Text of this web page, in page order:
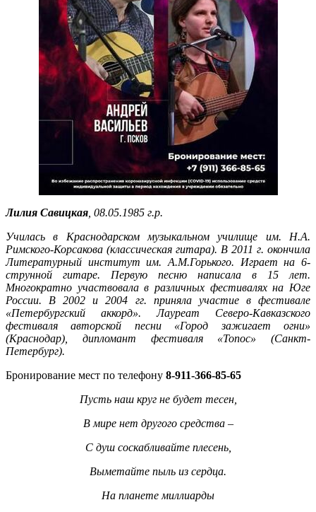
Лилия Савицкая , 08.05.1985 г.р.
Училась в Краснодарском музыкальном училище им. Н.А.
Римского-Корсакова (классическая гитара). В 2011 г. окончила
Литературный институт им. А.М.Горького. Играет на 6-
струнной гитаре. Первую песню написала в 15 лет.
Многократно участвовала в различных фестивалях на Юге
России. В 2002 и 2004 гг. приняла участие в фестивале
«Петербургский аккорд». Лауреат Северо-Кавказского
фестиваля авторской песни «Город зажигает огни»
(Краснодар), дипломант фестиваля «Топос» (Санкт-
Петербург).
Бронирование мест по телефону 8-911-366-85-65
Пусть наш круг не будет тесен,
В мире нет другого средства –
С душ соскабливайте плесень,
Выметайте пыль из сердца.
На планете миллиарды